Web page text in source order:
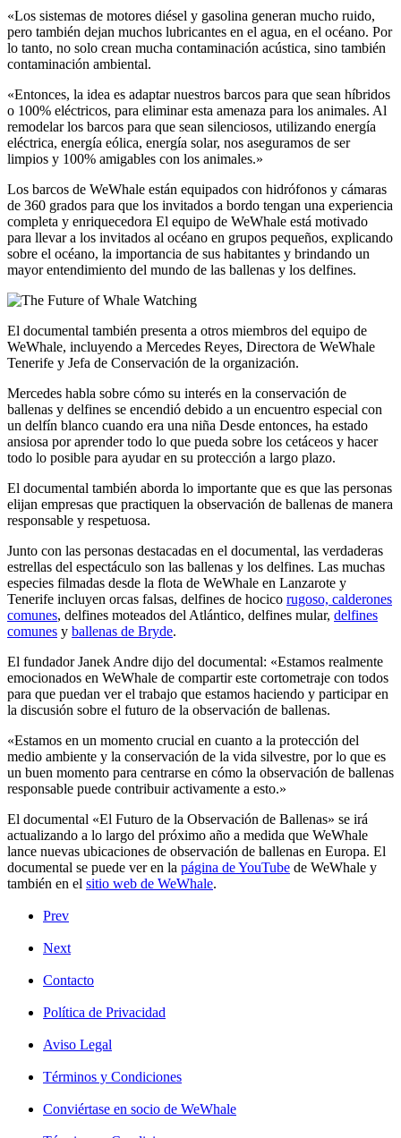
«Los sistemas de motores diésel y gasolina generan mucho ruido,
pero también dejan muchos lubricantes en el agua, en el océano. Por
lo tanto, no solo crean mucha contaminación acústica, sino también
contaminación ambiental.
«Entonces, la idea es adaptar nuestros barcos para que sean híbridos
o 100% eléctricos, para eliminar esta amenaza para los animales. Al
remodelar los barcos para que sean silenciosos, utilizando energía
eléctrica, energía eólica, energía solar, nos aseguramos de ser
limpios y 100% amigables con los animales.»
Los barcos de WeWhale están equipados con hidrófonos y cámaras
de 360 grados para que los invitados a bordo tengan una experiencia
completa y enriquecedora El equipo de WeWhale está motivado
para llevar a los invitados al océano en grupos pequeños, explicando
sobre el océano, la importancia de sus habitantes y brindando un
mayor entendimiento del mundo de las ballenas y los delfines.
El documental también presenta a otros miembros del equipo de
WeWhale, incluyendo a Mercedes Reyes, Directora de WeWhale
Tenerife y Jefa de Conservación de la organización.
Mercedes habla sobre cómo su interés en la conservación de
ballenas y delfines se encendió debido a un encuentro especial con
un delfín blanco cuando era una niña Desde entonces, ha estado
ansiosa por aprender todo lo que pueda sobre los cetáceos y hacer
todo lo posible para ayudar en su protección a largo plazo.
El documental también aborda lo importante que es que las personas
elijan empresas que practiquen la observación de ballenas de manera
responsable y respetuosa.
Junto con las personas destacadas en el documental, las verdaderas
estrellas del espectáculo son las ballenas y los delfines. Las muchas
especies filmadas desde la flota de WeWhale en Lanzarote y
Tenerife incluyen orcas falsas, delfines de hocico rugoso, calderones
comunes, delfines moteados del Atlántico, delfines mular, delfines
comunes y ballenas de Bryde.
El fundador Janek Andre dijo del documental: «Estamos realmente
emocionados en WeWhale de compartir este cortometraje con todos
para que puedan ver el trabajo que estamos haciendo y participar en
la discusión sobre el futuro de la observación de ballenas.
«Estamos en un momento crucial en cuanto a la protección del
medio ambiente y la conservación de la vida silvestre, por lo que es
un buen momento para centrarse en cómo la observación de ballenas
responsable puede contribuir activamente a esto.»
El documental «El Futuro de la Observación de Ballenas» se irá
actualizando a lo largo del próximo año a medida que WeWhale
lance nuevas ubicaciones de observación de ballenas en Europa. El
documental se puede ver en la página de YouTube de WeWhale y
también en el sitio web de WeWhale.
Prev
Next
Contacto
Política de Privacidad
Aviso Legal
Términos y Condiciones
Conviértase en socio de WeWhale